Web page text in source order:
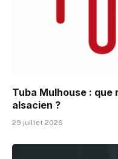
Tuba Mulhouse :
alsacien ?
29 juillet 2026